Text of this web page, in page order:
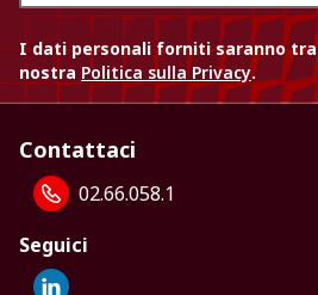
I dati personali forniti saranno
nostra Politica sulla Privacy.
Contattaci
02.66.058.1
Seguici